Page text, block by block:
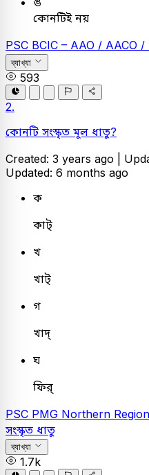
কোনটিই নয়
PSC BCIC – AAO / AACO /
ব্যাখ্যা
593
2.
কোনটি সংস্কৃত মূল ধাতু?
Created: 3 years ago |
Updated: 6 months ago
ক
কাট্
খ
খাট্
গ
খাদ্
ঘ
ফির্
PSC PMG Northern
সংস্কৃত ধাতু
ব্যাখ্যা
1.7k